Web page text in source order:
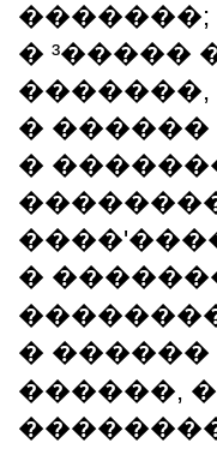
�������;
� ³�����
�������,
�
�
�
� ������
������,